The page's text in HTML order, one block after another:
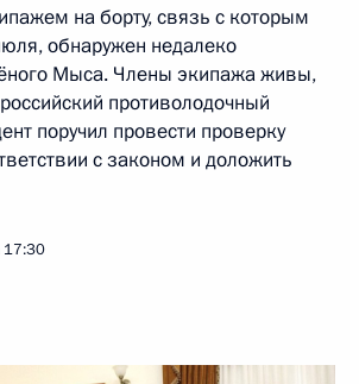
на борту, связь с которым
обнаружен недалеко
Мыса. Члены экипажа живы,
противолодочный
поручил провести проверку
с законом и доложить
17:30